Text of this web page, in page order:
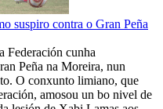
suspiro contra o Gran Peña
Federación cunha
Peña na Moreira, nun
O conxunto limiano, que
amosou un bo nivel de